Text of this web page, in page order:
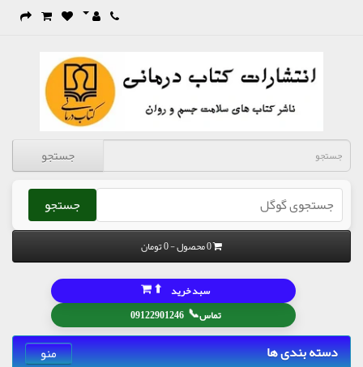
جستجو
جستجو
📞
09122901246
سبد خرید ⬆
بندی ها منو